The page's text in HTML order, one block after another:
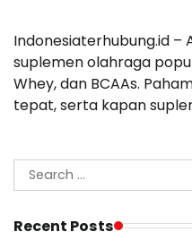
Indonesiaterhubung.id –
suplemen olahraga
Whey, dan BCAAs.
tepat, serta kapan
Search
for:
Recent Posts